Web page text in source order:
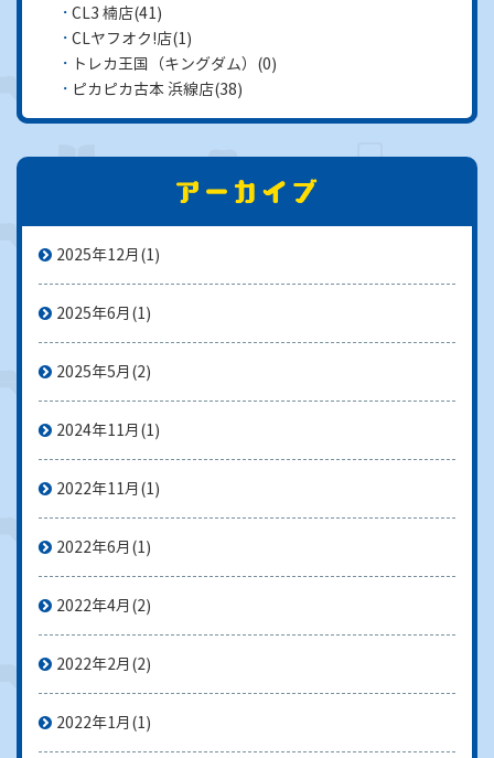
CL3 楠店(41)
CLヤフオク!店(1)
トレカ王国（キングダム） (0)
ピカピカ古本 浜線店(38)
2025年12月 (1)
2025年6月 (1)
2025年5月 (2)
2024年11月 (1)
2022年11月 (1)
2022年6月 (1)
2022年4月 (2)
2022年2月 (2)
2022年1月 (1)